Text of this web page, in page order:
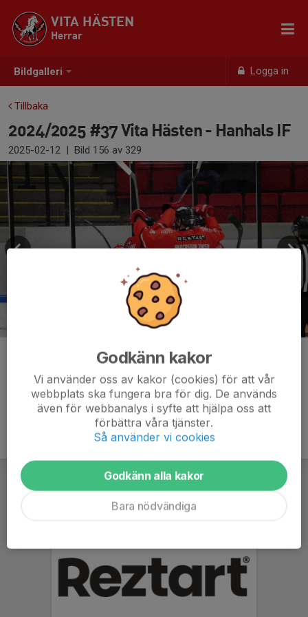
Bildgalleri Logga in
VITA HÄSTEN
Herrar
Tillbaka
2024/2025 #37 Vita Hästen - Hanhals IF
2025-02-12 | Bild 156 av 329
Godkänn kakor
Vi använder oss av kakor (cookies) för att vår
webbplats ska fungera bra för dig. De används
även för webbanalys i syfte att hjälpa oss att
förbättra våra tjänster.
Så använder vi cookies
Godkänn alla kakor
Bara nödvändiga